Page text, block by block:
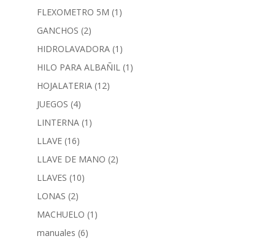
FLEXOMETRO 5M (1)
GANCHOS (2)
HIDROLAVADORA (1)
HILO PARA ALBAÑIL (1)
HOJALATERIA (12)
JUEGOS (4)
LINTERNA (1)
LLAVE (16)
LLAVE DE MANO (2)
LLAVES (10)
LONAS (2)
MACHUELO (1)
manuales (6)